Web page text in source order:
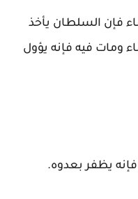
فإن السلطان يأخذ
ومات فيه فإنه يؤول
فإنه يظفر بعدوه.